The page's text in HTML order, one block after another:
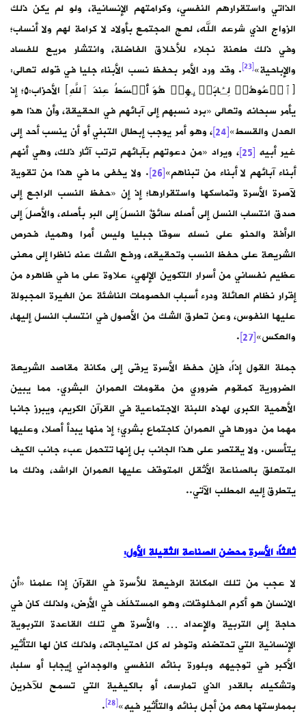
الذاتي واستقرارهم النفسي، وكرامتهم الإنسانية، ولو لم يكن ذلك
الزواج الذي شرعه الله، لعج المجتمع بأولاد لا كرامة لهم ولا أنساب؛
وفي ذلك طعنة نجلاء للأخلاق الفاضلة، وانتشار مريع للفساد
والإباحية»[23]
. وقد ورد الأمر بحفظ نسب الأبناء جليا في قوله تعالى:
﴿ٱدۡعُوهُمۡ لِـَٔابَاۤىِٕهِمۡ هُوَ أَقۡسَطُ عِندَ ٱللَّهِ﴾ الأحزاب:٥؛ إذ
يأمر سبحانه وتعالى «برد نسبهم إلى آبائهم في الحقيقة، وأن هذا هو
العدل والقسط»[24]
، وهو أمر يوجب إبطال التبني أو أن ينسب أحد إلى
غير أبيه [25]
، ويراد «من دعوتهم بآبائهم ترتب آثار ذلك، وهي أنهم
أبناء آبائهم لا أبناء من تبناهم»[26]
. ولا يخفى ما في هذا من تقوية
لآصرة الأسرة وتماسكها واستقرارها؛ إذ إن «حفظ النسب الراجع إلى
صدق انتساب النسل إلى أصله سائقٌ النسلَ إلى البر بأصله، والأصلَ إلى
الرأفة والحنو على نسله سوقا جبليا وليس أمرا وهميا، فحرص
الشريعة على حفظ النسب وتحقيقه، ورفع الشك عنه ناظرا إلى معنى
عظيم نفساني من أسرار التكوين الإلهي، علاوة على ما في ظاهره من
إقرار نظام العائلة ودرء أسباب الخصومات الناشئة عن الغيرة المجبولة
عليها النفوس، وعن تطرق الشك من الأصول في انتساب النسل إليها،
والعكس»[27]
.
جملة القول إذاً، فإن حفظ الأسرة يرقى إلى مكانة مقاصد الشريعة
الضرورية كمقوم ضروري من مقومات العمران البشري. مما يبين
الأهمية الكبرى لهذه اللبنة الاجتماعية في القرآن الكريم، ويبرز جانبا
مهما من دورها في العمران كاجتماع بشري؛ إذ منها يبدأ أصلا، وعليها
يتأسس. ولا يقتصر على هذا الجانب بل إنها تتحمل عبء جانب الكيف
المتعلق بالصناعة الأثقل المتوقف عليها العمران الراشد، وذلك ما
يتطرق إليه المطلب الآتي..
ثالثاً: الأسرة محضن الصناعة الثقيلة الأول:
لا عجب من تلك المكانة الرفيعة للأسرة في القرآن إذا علمنا «أن
الانسان هو أكرم المخلوقات، وهو المستخلَف في الأرض، ولذلك كان في
حاجة إلى التربية والإعداد … والأسرة هي تلك القاعدة التربوية
الإنسانية التي تحتضنه وتوفر له كل احتياجاته، ولذلك كان لها التأثير
الأكبر في توجيهه وبلورة بنائه النفسي والوجداني إيجابا أو سلبا،
وتشكيله بالقدر الذي تمارسه، أو بالكيفية التي تسمح للآخرين
بممارستها معه من أجل بنائه والتأثير فيه»[28]
.